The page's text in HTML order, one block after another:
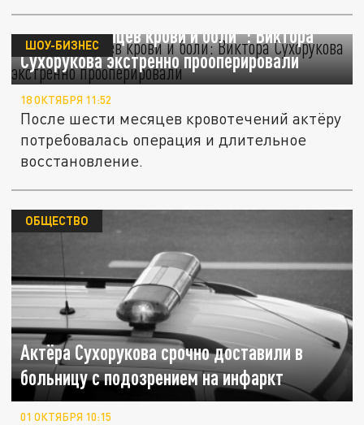
"Шесть месяцев крови и боли": Виктора
Сухорукова экстренно прооперировали
ШОУ-БИЗНЕС
18 ОКТЯБРЯ 11:52
После шести месяцев кровотечений актёру
потребовалась операция и длительное
восстановление.
Актёра Сухорукова срочно доставили в
больницу с подозрением на инфаркт
ОБЩЕСТВО
01 ОКТЯБРЯ 10:15